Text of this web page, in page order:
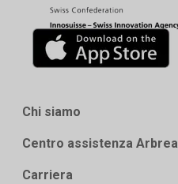
Chi siamo
Centro assistenza Arbrea
Carriera